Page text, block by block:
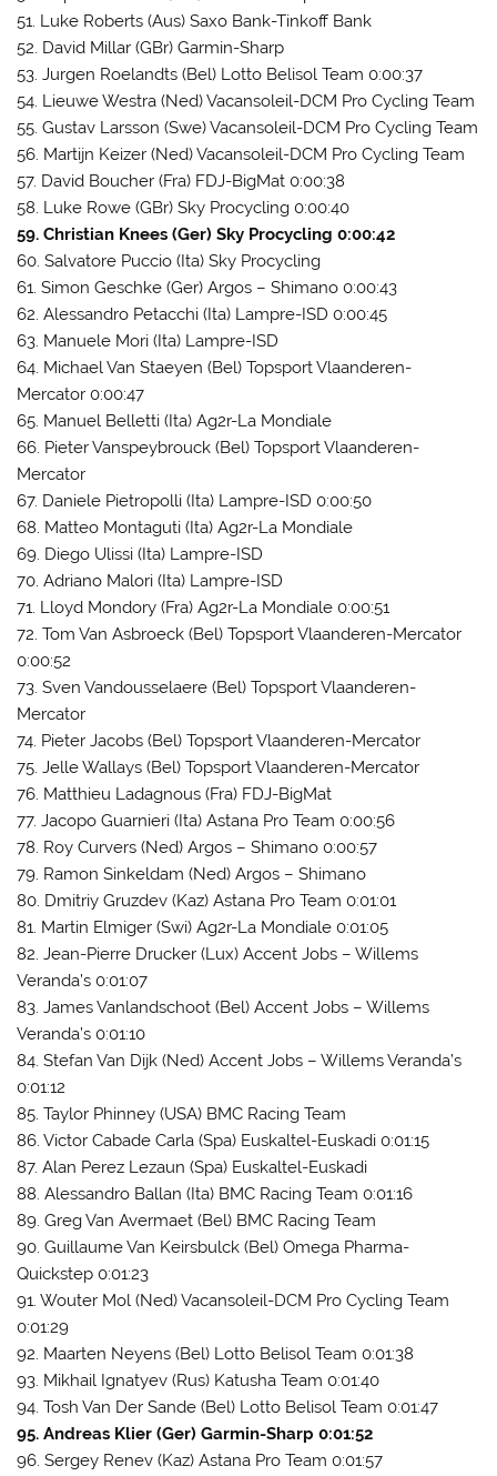
51. Luke Roberts (Aus) Saxo Bank-Tinkoff Bank
52. David Millar (GBr) Garmin-Sharp
53. Jurgen Roelandts (Bel) Lotto Belisol Team 0:00:37
54. Lieuwe Westra (Ned) Vacansoleil-DCM Pro Cycling Team
55. Gustav Larsson (Swe) Vacansoleil-DCM Pro Cycling Team
56. Martijn Keizer (Ned) Vacansoleil-DCM Pro Cycling Team
57. David Boucher (Fra) FDJ-BigMat 0:00:38
58. Luke Rowe (GBr) Sky Procycling 0:00:40
59. Christian Knees (Ger) Sky Procycling 0:00:42
60. Salvatore Puccio (Ita) Sky Procycling
61. Simon Geschke (Ger) Argos – Shimano 0:00:43
62. Alessandro Petacchi (Ita) Lampre-ISD 0:00:45
63. Manuele Mori (Ita) Lampre-ISD
64. Michael Van Staeyen (Bel) Topsport Vlaanderen-
Mercator 0:00:47
65. Manuel Belletti (Ita) Ag2r-La Mondiale
66. Pieter Vanspeybrouck (Bel) Topsport Vlaanderen-
Mercator
67. Daniele Pietropolli (Ita) Lampre-ISD 0:00:50
68. Matteo Montaguti (Ita) Ag2r-La Mondiale
69. Diego Ulissi (Ita) Lampre-ISD
70. Adriano Malori (Ita) Lampre-ISD
71. Lloyd Mondory (Fra) Ag2r-La Mondiale 0:00:51
72. Tom Van Asbroeck (Bel) Topsport Vlaanderen-Mercator
0:00:52
73. Sven Vandousselaere (Bel) Topsport Vlaanderen-
Mercator
74. Pieter Jacobs (Bel) Topsport Vlaanderen-Mercator
75. Jelle Wallays (Bel) Topsport Vlaanderen-Mercator
76. Matthieu Ladagnous (Fra) FDJ-BigMat
77. Jacopo Guarnieri (Ita) Astana Pro Team 0:00:56
78. Roy Curvers (Ned) Argos – Shimano 0:00:57
79. Ramon Sinkeldam (Ned) Argos – Shimano
80. Dmitriy Gruzdev (Kaz) Astana Pro Team 0:01:01
81. Martin Elmiger (Swi) Ag2r-La Mondiale 0:01:05
82. Jean-Pierre Drucker (Lux) Accent Jobs – Willems
Veranda’s 0:01:07
83. James Vanlandschoot (Bel) Accent Jobs – Willems
Veranda’s 0:01:10
84. Stefan Van Dijk (Ned) Accent Jobs – Willems Veranda’s
0:01:12
85. Taylor Phinney (USA) BMC Racing Team
86. Victor Cabade Carla (Spa) Euskaltel-Euskadi 0:01:15
87. Alan Perez Lezaun (Spa) Euskaltel-Euskadi
88. Alessandro Ballan (Ita) BMC Racing Team 0:01:16
89. Greg Van Avermaet (Bel) BMC Racing Team
90. Guillaume Van Keirsbulck (Bel) Omega Pharma-
Quickstep 0:01:23
91. Wouter Mol (Ned) Vacansoleil-DCM Pro Cycling Team
0:01:29
92. Maarten Neyens (Bel) Lotto Belisol Team 0:01:38
93. Mikhail Ignatyev (Rus) Katusha Team 0:01:40
94. Tosh Van Der Sande (Bel) Lotto Belisol Team 0:01:47
95. Andreas Klier (Ger) Garmin-Sharp 0:01:52
96. Sergey Renev (Kaz) Astana Pro Team 0:01:57